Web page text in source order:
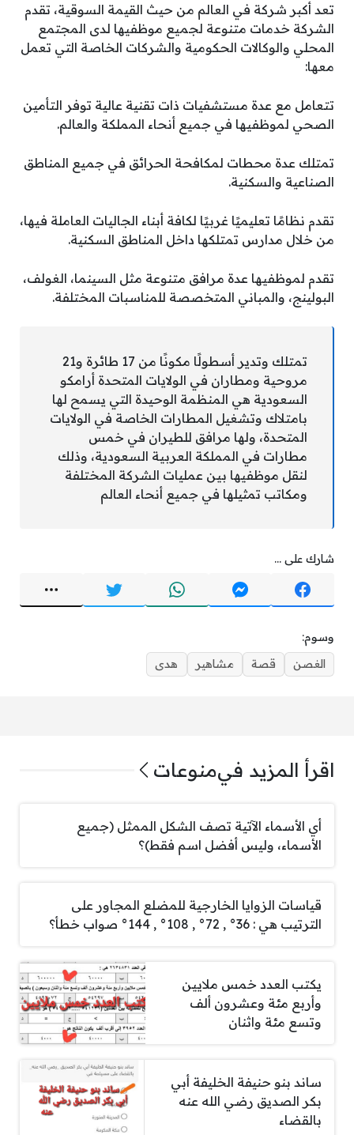
تعد أكبر شركة في العالم من حيث القيمة السوقية، تقدم
الشركة خدمات متنوعة لجميع موظفيها لدى المجتمع
المحلي والوكالات الحكومية والشركات الخاصة التي تعمل
معها:
تتعامل مع عدة مستشفيات ذات تقنية عالية توفر التأمين
الصحي لموظفيها في جميع أنحاء المملكة والعالم.
تمتلك عدة محطات لمكافحة الحرائق في جميع المناطق
الصناعية والسكنية.
تقدم نظامًا تعليميًا غربيًا لكافة أبناء الجاليات العاملة فيها،
من خلال مدارس تمتلكها داخل المناطق السكنية.
تقدم لموظفيها عدة مرافق متنوعة مثل السينما، الغولف،
البولينج، والمباني المتخصصة للمناسبات المختلفة.
تمتلك وتدير أسطولًا مكونًا من 17 طائرة و21
مروحية ومطاران في الولايات المتحدة أرامكو
السعودية هي المنظمة الوحيدة التي يسمح لها
بامتلاك وتشغيل المطارات الخاصة في الولايات
المتحدة، ولها مرافق للطيران في خمس
مطارات في المملكة العربية السعودية، وذلك
لنقل موظفيها بين عمليات الشركة المختلفة
ومكاتب تمثيلها في جميع أنحاء العالم
شارك على ...
وسوم:
الغصن
قصة مشاهير هدى
اقرأ المزيد فيمنوعات
أي الأسماء الآتية تصف الشكل الممثل (جميع
الأسماء، وليس أفضل اسم فقط)؟
قياسات الزوايا الخارجية للمضلع المجاور على
الترتيب هي : 36° , 72° , 108° , 144° صواب خطأ؟
يكتب العدد خمس ملايين
وأربع مئة وعشرون ألف
وتسع مئة واثنان
ساند بنو حنيفة الخليفة أبي
بكر الصديق رضي الله عنه
بالقضاء